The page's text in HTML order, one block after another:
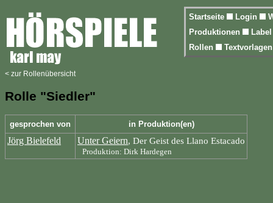
Startseite Login
Produktionen
Rollen
< zur Rollenübersicht
Rolle "Siedler"
gesprochen von in Produktion(en)
Jörg Bielefeld Unter Geiern, Der Geist des Llano Estacado
Produktion: Dirk Hardegen